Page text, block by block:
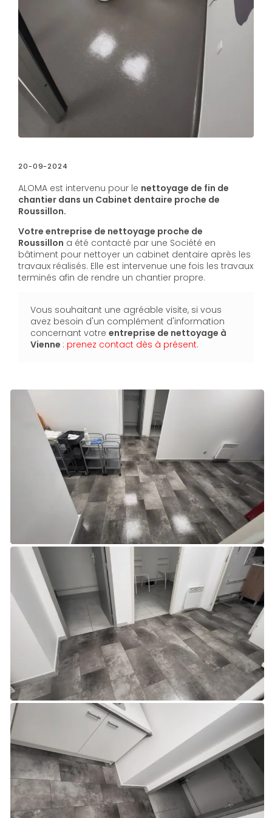
20-09-2024
ALOMA est intervenu pour le nettoyage de fin de
chantier dans un Cabinet dentaire proche de
Roussillon.
Votre entreprise de nettoyage proche de
Roussillon a été contacté par une Société en
bâtiment pour nettoyer un cabinet dentaire après les
travaux réalisés. Elle est intervenue une fois les travaux
terminés afin de rendre un chantier propre.
Vous souhaitant une agréable visite, si vous
avez besoin d'un complément d'information
concernant votre entreprise de nettoyage à
Vienne : prenez contact dès à présent.